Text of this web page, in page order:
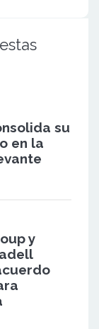
su
en la
y